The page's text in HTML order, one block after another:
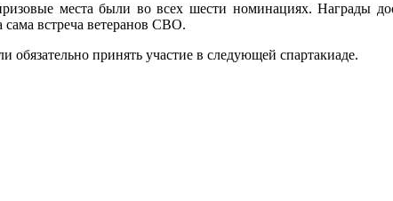
места были во всех шести номинациях. Награды
встреча ветеранов СВО.
обязательно принять участие в следующей спартакиаде.